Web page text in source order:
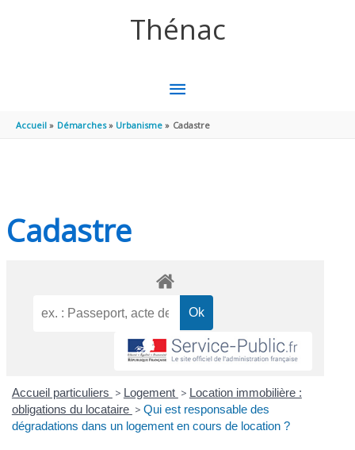
Thénac
MENU
PRINCIPAL
Accueil Démarches Urbanisme Cadastre
Cadastre
Accueil particuliers > Logement > Location immobilière :
obligations du locataire > Qui est responsable des
dégradations dans un logement en cours de location ?